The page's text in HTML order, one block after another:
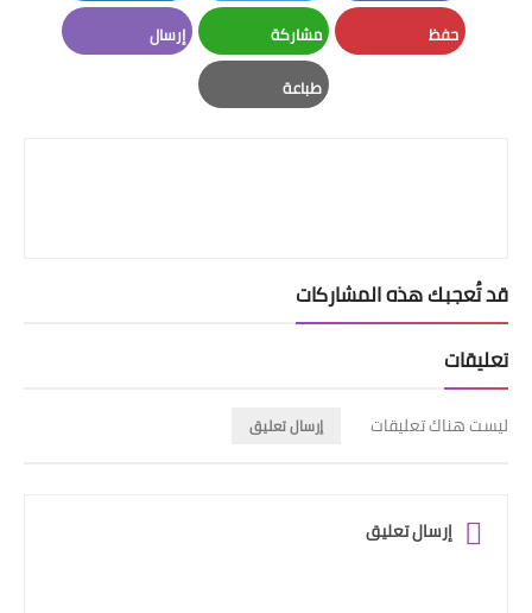
Facebook
Twitter
LinkedIn
حفظ مشاركة
Whatsapp
إرسال
طباعة
قد تُعجبك هذه المشاركات
تعليقات
ليست هناك تعليقات إرسال تعليق
إرسال تعليق